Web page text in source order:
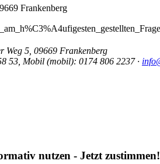
Frankenberg
Weg 5, 09669 Frankenberg
53, Mobil (mobil): 0174 806 2237·
nutzen - Jetzt zustimmen!